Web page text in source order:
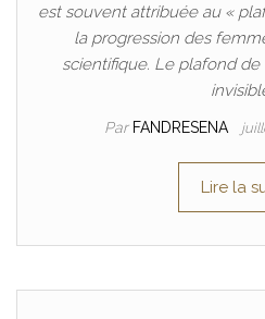
est souvent attribuée au «
la progression des
scientifique. Le plafond
Par FANDRESENA
Lire la